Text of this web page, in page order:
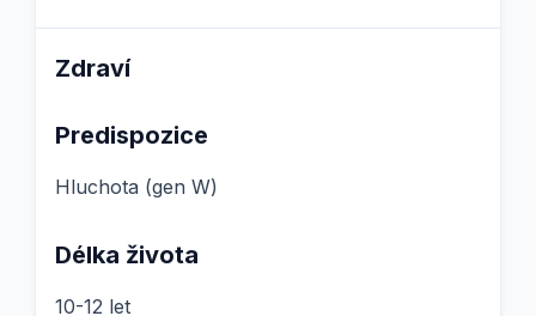
Zdraví
Predispozice
Hluchota (gen W)
Délka života
10-12 let